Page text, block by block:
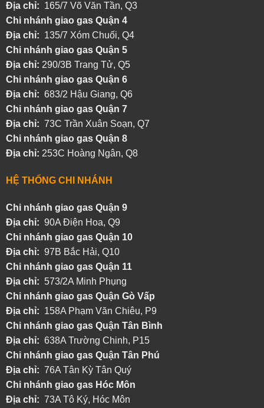
Địa chỉ: 165/7 Võ Văn Tần, Q3
Chi nhánh giao gas Quận 4
Địa chỉ: 135/7 Xóm Chuối, Q4
Chi nhánh giao gas Quận 5
Địa chỉ: 290/3B Trang Tử, Q5
Chi nhánh giao gas Quận 6
Địa chỉ: 683/2 Hậu Giang, Q6
Chi nhánh giao gas Quận 7
Địa chỉ: 73C Trần Xuân Soạn, Q7
Chi nhánh giao gas Quận 8
Địa chỉ: 253C Hoàng Ngân, Q8
HỆ THỐNG CHI NHÁNH
Chi nhánh giao gas Quận 9
Địa chỉ: 90A Điện Hoa, Q9
Chi nhánh giao gas Quận 10
Địa chỉ: 97B Bắc Hải, Q10
Chi nhánh giao gas Quận 11
Địa chỉ: 573/2A Minh Phụng
Chi nhánh giao gas Quận Gò Vấp
Địa chỉ: 158A Phạm Văn Chiêu, P9
Chi nhánh giao gas Quận Tân Bình
Địa chỉ: 638A Trường Chinh, P15
Chi nhánh giao gas Quận Tân Phú
Địa chỉ: 76A Tân Kỳ Tân Quý
Chi nhánh giao gas Hóc Môn
Địa chỉ: 73A Tô Ký, Hóc Môn